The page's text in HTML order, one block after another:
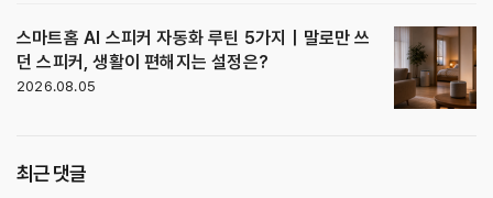
스마트홈 AI 스피커 자동화 루틴 5가지｜말로만 쓰
던 스피커, 생활이 편해지는 설정은?
2026.08.05
최근 댓글